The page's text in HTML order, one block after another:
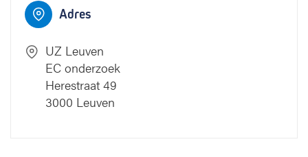
Adres
UZ Leuven
EC onderzoek
Herestraat 49
3000 Leuven
4
2
3
en navorsing
2
3
4